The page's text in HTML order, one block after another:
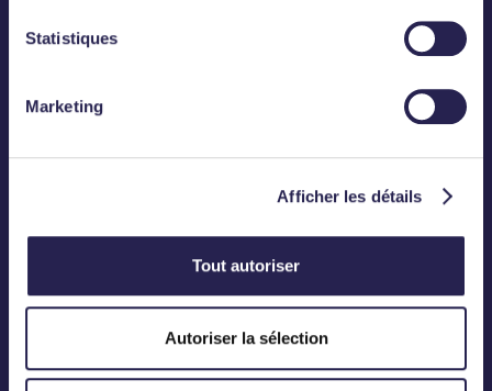
Statistiques
Marketing
Afficher les détails
Tout autoriser
Autoriser la sélection
01 83 75 50 00
BUREAU
12, Rond-Point des Champs-Elysées
75008 Paris